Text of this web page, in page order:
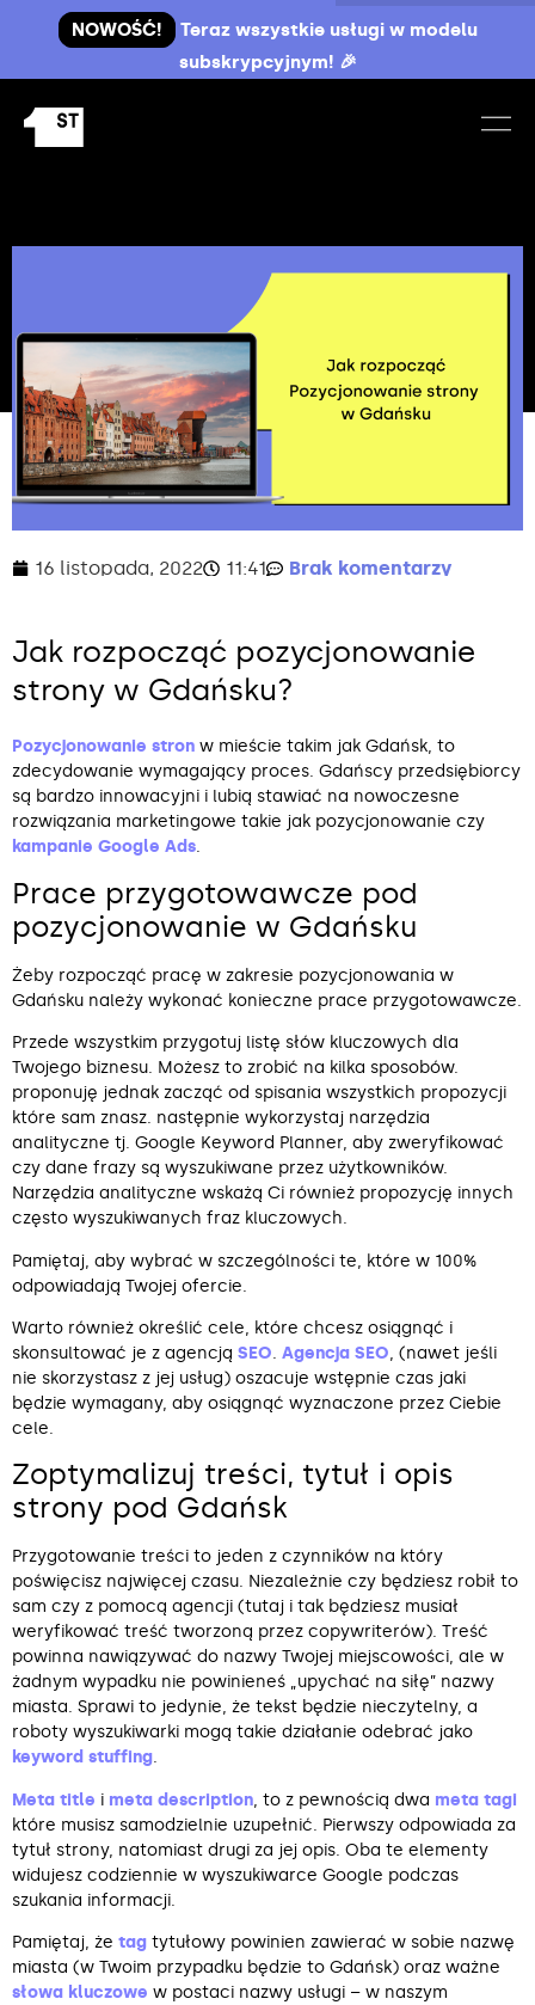
NOWOŚĆ!
Teraz wszystkie usługi w modelu
subskrypcyjnym! 🎉
16 listopada, 2022 11:41 Brak komentarzy
Jak rozpocząć pozycjonowanie
strony w Gdańsku?
Pozycjonowanie stron w mieście takim jak Gdańsk, to
zdecydowanie wymagający proces. Gdańscy przedsiębiorcy
są bardzo innowacyjni i lubią stawiać na nowoczesne
rozwiązania marketingowe takie jak pozycjonowanie czy
kampanie Google Ads.
Prace przygotowawcze pod
pozycjonowanie w Gdańsku
Żeby rozpocząć pracę w zakresie pozycjonowania w
Gdańsku należy wykonać konieczne prace przygotowawcze.
Przede wszystkim przygotuj listę słów kluczowych dla
Twojego biznesu. Możesz to zrobić na kilka sposobów.
proponuję jednak zacząć od spisania wszystkich propozycji
które sam znasz. następnie wykorzystaj narzędzia
analityczne tj. Google Keyword Planner, aby zweryfikować
czy dane frazy są wyszukiwane przez użytkowników.
Narzędzia analityczne wskażą Ci również propozycję innych
często wyszukiwanych fraz kluczowych.
Pamiętaj, aby wybrać w szczególności te, które w 100%
odpowiadają Twojej ofercie.
Warto również określić cele, które chcesz osiągnąć i
skonsultować je z agencją SEO. Agencja SEO, (nawet jeśli
nie skorzystasz z jej usług) oszacuje wstępnie czas jaki
będzie wymagany, aby osiągnąć wyznaczone przez Ciebie
cele.
Zoptymalizuj treści, tytuł i opis
strony pod Gdańsk
Przygotowanie treści to jeden z czynników na który
poświęcisz najwięcej czasu. Niezależnie czy będziesz robił to
sam czy z pomocą agencji (tutaj i tak będziesz musiał
weryfikować treść tworzoną przez copywriterów). Treść
powinna nawiązywać do nazwy Twojej miejscowości, ale w
żadnym wypadku nie powinieneś „upychać na siłę” nazwy
miasta. Sprawi to jedynie, że tekst będzie nieczytelny, a
roboty wyszukiwarki mogą takie działanie odebrać jako
keyword stuffing.
Meta title i meta description, to z pewnością dwa meta tagi
które musisz samodzielnie uzupełnić. Pierwszy odpowiada za
tytuł strony, natomiast drugi za jej opis. Oba te elementy
widujesz codziennie w wyszukiwarce Google podczas
szukania informacji.
Pamiętaj, że tag tytułowy powinien zawierać w sobie nazwę
miasta (w Twoim przypadku będzie to Gdańsk) oraz ważne
słowa kluczowe w postaci nazwy usługi – w naszym